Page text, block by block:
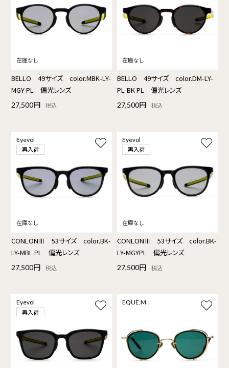
BELLO 49サイズ color.MBK-LY-
MGY PL 偏光レンズ
27,500円 税込
BELLO 49サイズ color.DM-LY-
PL-BK PL 偏光レンズ
27,500円 税込
Eyevol
再入荷
CONLONⅢ 53サイズ color.BK-
LY-MBL PL 偏光レンズ
27,500円 税込
Eyevol
再入荷
CONLONⅢ 53サイズ color.BK-
LY-MGYPL 偏光レンズ
27,500円 税込
Eyevol
再入荷
EQUE.M